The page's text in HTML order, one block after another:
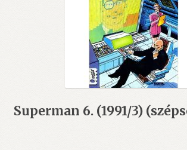
Superman 6. (1991/3)